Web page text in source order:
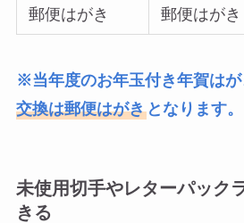
郵便はがき 郵便はがき
※当年度のお年玉付き年賀は
交換は郵便はがきとなります。
未使用切手やレターパック
きる